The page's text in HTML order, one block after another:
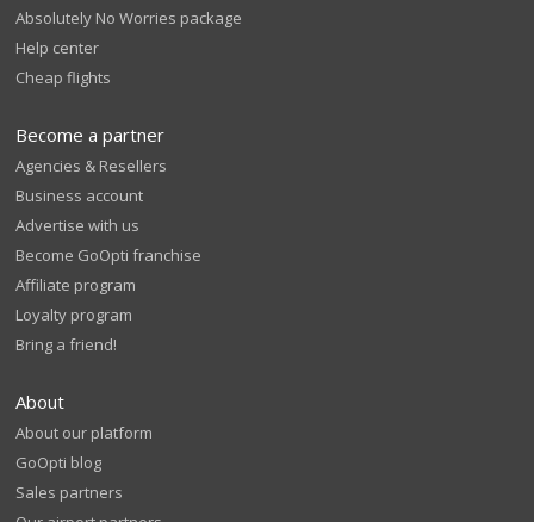
Absolutely No Worries package
Help center
Cheap flights
Become a partner
Agencies & Resellers
Business account
Advertise with us
Become GoOpti franchise
Affiliate program
Loyalty program
Bring a friend!
About
About our platform
GoOpti blog
Sales partners